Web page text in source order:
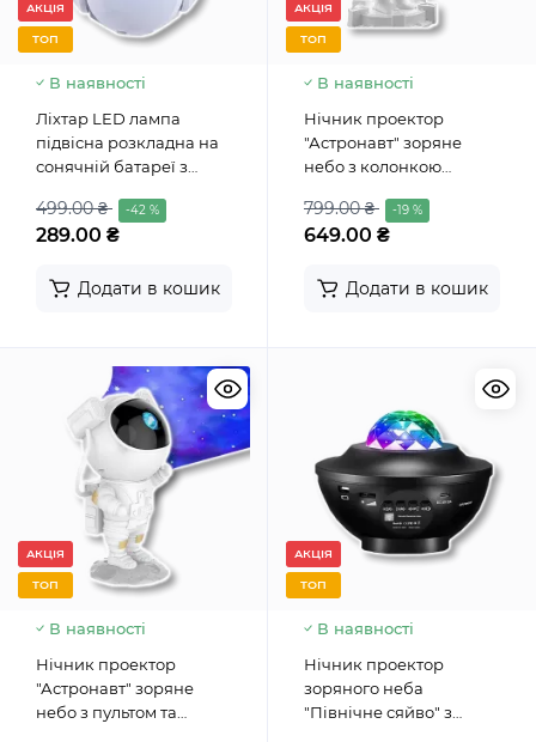
АКЦІЯ
ТОП
В наявності
Ліхтар LED лампа
підвісна розкладна на
сонячній батареї з
499.00 ₴ -42 %
289.00 ₴
Додати в кошик
АКЦІЯ
ТОП
В наявності
Нічник проектор
"Астронавт" зоряне
небо з колонкою
Cosmic Nightlight
799.00 ₴ -19 %
649.00 ₴
Додати в кошик
АКЦІЯ
ТОП
В наявності
Нічник проектор
"Астронавт" зоряне
небо з пультом та
АКЦІЯ
ТОП
В наявності
Нічник проектор
зоряного неба
"Північне сяйво" з